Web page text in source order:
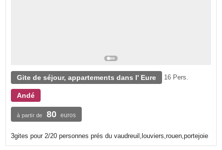
Gite de séjour, appartements dans l' Eure 16 Pers.
Andé
à partir de 80 euros
3gites pour 2/20 personnes prés du vaudreuil,louviers,rouen,portejoie